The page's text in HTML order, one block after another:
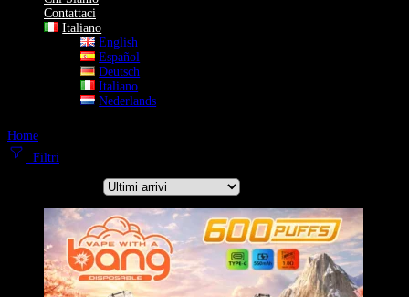
Contattaci
Italiano
English
Español
Deutsch
Italiano
Nederlands
Home
Filtri